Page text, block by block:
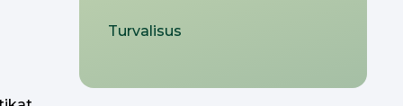
Turvalisus